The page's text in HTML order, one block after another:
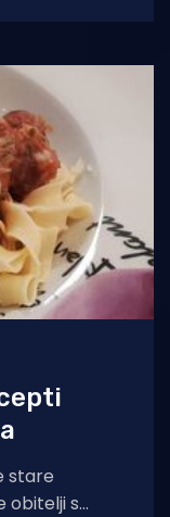
stare
obitelji s